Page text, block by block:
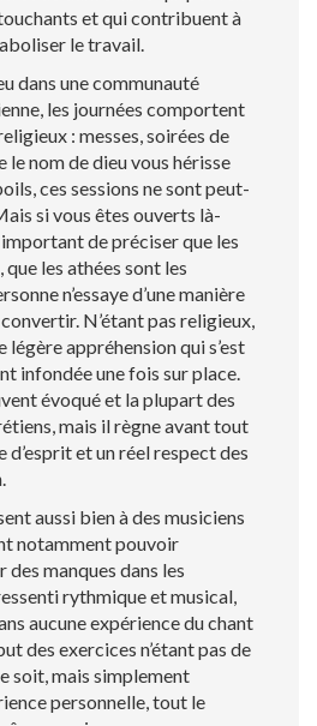
et qui contribuent à
le travail.
dans une communauté
les journées comportent
: messes, soirées de
le nom de dieu vous hérisse
ces sessions ne sont peut-
si vous êtes ouverts là-
de préciser que les
les athées sont les
n’essaye d’une manière
convertir. N’étant pas religieux,
légère appréhension qui s’est
infondée une fois sur place.
évoqué et la plupart des
mais il règne avant tout
d’esprit et un réel respect des
aussi bien à des musiciens
notamment pouvoir
manques dans les
rythmique et musical,
aucune expérience du chant
des exercices n’étant pas de
soit, mais simplement
personnelle, tout le